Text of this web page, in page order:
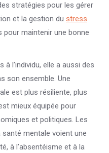
stratégies pour les gérer
et la gestion du stress
maintenir une bonne
l’individu, elle a aussi des
son ensemble. Une
est plus résiliente, plus
mieux équipée pour
et politiques. Les
mentale voient une
à l’absentéisme et à la